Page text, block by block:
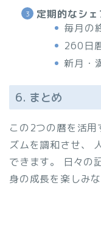
定期的なシ
毎月の
260日
新月・
6. まとめ
この2つの暦を活
ズムを調和させ、
できます。 日々の
身の成長を楽しみ